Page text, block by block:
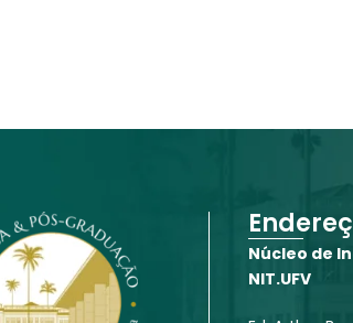
Núcleo de
NIT.UFV